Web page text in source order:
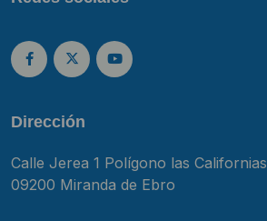
Dirección
Calle Jerea 1 Polígono las Californias
09200 Miranda de Ebro